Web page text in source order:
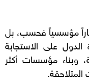
مؤسسياً فحسب، بل
الدول على الاستجابة
وبناء مؤسسات أكثر
المتلاحقة.